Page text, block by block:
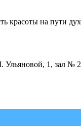
красоты на пути
Ульяновой, 1, зал №